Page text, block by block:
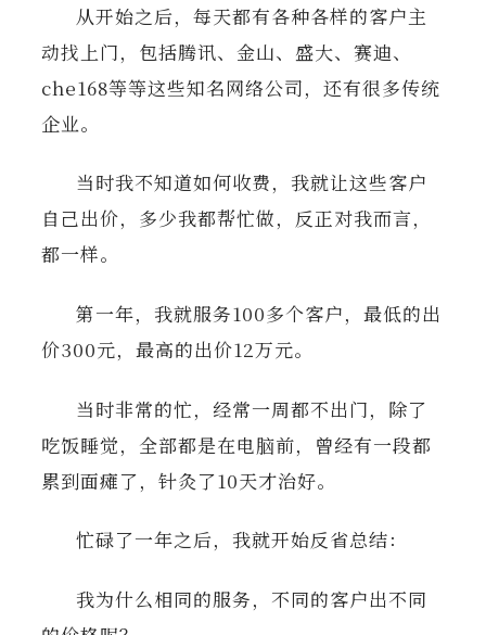
从开始之后，每天都有各种各样的客户主
动找上门，包括腾讯、金山、盛大、赛迪、
che168等等这些知名网络公司，还有很多传统
企业。
当时我不知道如何收费，我就让这些客户
自己出价，多少我都帮忙做，反正对我而言，
都一样。
第一年，我就服务100多个客户，最低的出
价300元，最高的出价12万元。
当时非常的忙，经常一周都不出门，除了
吃饭睡觉，全部都是在电脑前，曾经有一段都
累到面瘫了，针灸了10天才治好。
忙碌了一年之后，我就开始反省总结：
我为什么相同的服务，不同的客户出不同